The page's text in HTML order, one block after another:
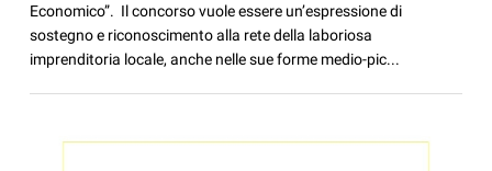
Economico”. Il concorso vuole essere un’espressione di
sostegno e riconoscimento alla rete della laboriosa
imprenditoria locale, anche nelle sue forme medio-pic...